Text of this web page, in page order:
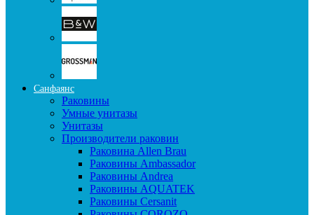
Санфаянс
Раковины
Умные унитазы
Унитазы
Производители раковин
Раковина Allen Brau
Раковины Ambassador
Раковины Andrea
Раковины AQUATEK
Раковины Cersanit